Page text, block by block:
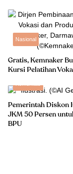
Nasional
Gratis, Kemnaker
Kursi Pelatihan
Pemerintah Diskon
JKM 50 Persen
BPU